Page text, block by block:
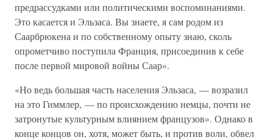
предрассудками или политическими воспоминаниями.
Это касается и Эльзаса. Вы знаете, я сам родом из
Саарбрюкена и по собственному опыту знаю, сколь
опрометчиво поступила Франция, присоединив к себе
после первой мировой войны Саар».
«Но ведь большая часть населения Эльзаса, — возразил
на это Гиммлер, — по происхождению немцы, почти не
затронутые культурным влиянием французов». Однако в
конце концов он, хотя, может быть, и против воли, обвел